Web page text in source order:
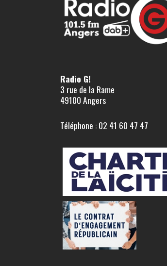
Radio G!
3 rue de la Rame
49100 Angers
Téléphone : 02 41 60 47 47